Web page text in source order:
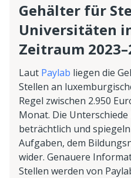
Gehälter für
Universitäten
Zeitraum
Laut Paylab liegen die
Stellen an
Regel zwischen 2.950
Monat. Die
beträchtlich und
Aufgaben, dem
wider. Genauere
Stellen werden von